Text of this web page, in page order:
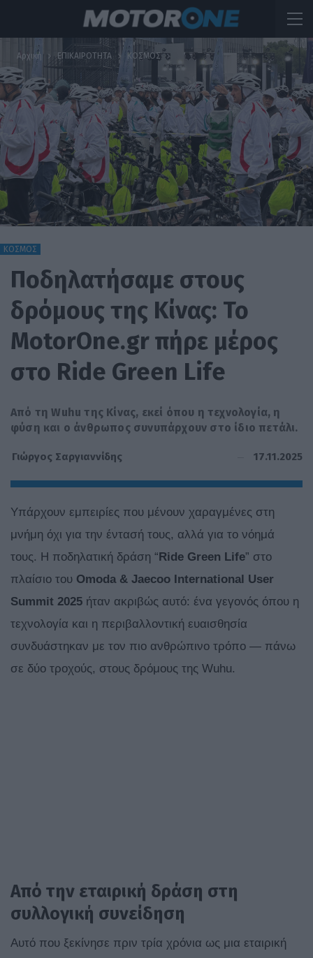
Αρχική ΕΠΙΚΑΙΡΟΤΗΤΑ ΚΟΣΜΟΣ
ΚΟΣΜΟΣ
Ποδηλατήσαμε στους
δρόμους της Κίνας: Το
MotorOne.gr πήρε μέρος
στο Ride Green Life
Από τη Wuhu της Κίνας, εκεί όπου η τεχνολογία, η
φύση και ο άνθρωπος συνυπάρχουν στο ίδιο πετάλι.
Γιώργος Σαργιαννίδης 17.11.2025
Υπάρχουν εμπειρίες που μένουν χαραγμένες στη
μνήμη όχι για την έντασή τους, αλλά για το νόημά
τους. Η ποδηλατική δράση “ Ride Green Life” στο
πλαίσιο του Omoda & Jaecoo International User
Summit 2025 ήταν ακριβώς αυτό: ένα γεγονός όπου η
τεχνολογία και η περιβαλλοντική ευαισθησία
συνδυάστηκαν με τον πιο ανθρώπινο τρόπο — πάνω
σε δύο τροχούς, στους δρόμους της Wuhu.
Από την εταιρική δράση στη
συλλογική συνείδηση
Αυτό που ξεκίνησε πριν τρία χρόνια ως μια εταιρική